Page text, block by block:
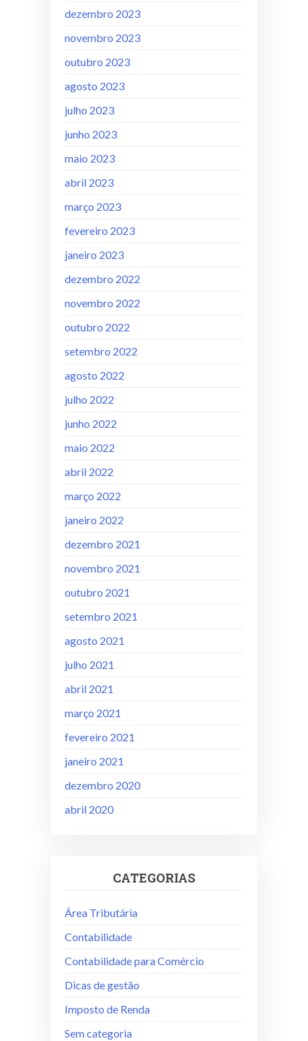
dezembro 2023
novembro 2023
outubro 2023
agosto 2023
julho 2023
junho 2023
maio 2023
abril 2023
março 2023
fevereiro 2023
janeiro 2023
dezembro 2022
novembro 2022
outubro 2022
setembro 2022
agosto 2022
julho 2022
junho 2022
maio 2022
abril 2022
março 2022
janeiro 2022
dezembro 2021
novembro 2021
outubro 2021
setembro 2021
agosto 2021
julho 2021
abril 2021
março 2021
fevereiro 2021
janeiro 2021
dezembro 2020
abril 2020
CATEGORIAS
Área Tributária
Contabilidade
Contabilidade para Comércio
Dicas de gestão
Imposto de Renda
Sem categoria